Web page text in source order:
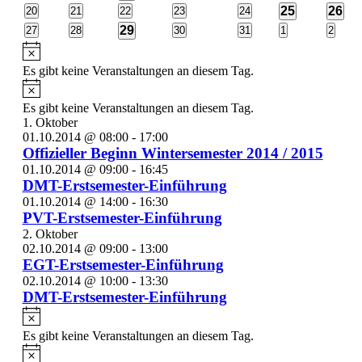
VeranstaltungenVeranstaltungenVeranstaltungVeranstaltungenVeranstaltungenVeranstaltungen
0
Veranstaltungen
20
0
Veranstaltungen
21
0
Veranstaltungen
22
0
Veranstaltungen
23
0
Veranstaltungen
24
1
25
1
26
0
Veranstaltungen
27
0
Veranstaltungen
28
2
Veranstaltungen
29
0
Veranstaltungen
30
0
Veranstaltungen
31
0
Veranstaltungen
1
0
2
Hinweis
Es gibt keine Veranstaltungen an diesem Tag.
Hinweis
Es gibt keine Veranstaltungen an diesem Tag.
1. Oktober
01.10.2014 @ 08:00- 17:00
Offizieller Beginn Wintersemester 2014 / 2015
01.10.2014 @ 09:00- 16:45
DMT-Erstsemester-Einführung
01.10.2014 @ 14:00- 16:30
PVT-Erstsemester-Einführung
2. Oktober
02.10.2014 @ 09:00- 13:00
EGT-Erstsemester-Einführung
02.10.2014 @ 10:00- 13:30
DMT-Erstsemester-Einführung
Hinweis
Es gibt keine Veranstaltungen an diesem Tag.
Hinweis